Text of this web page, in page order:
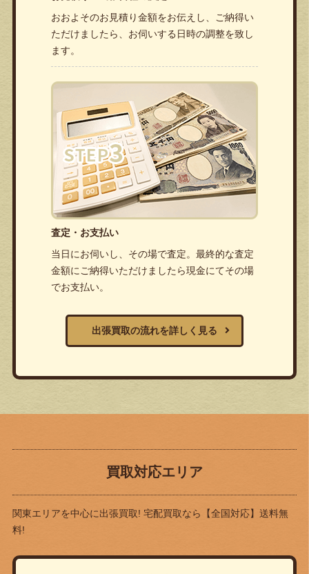
おおよそのお見積り金額をお伝えし、ご納得い
ただけましたら、お伺いする日時の調整を致し
ます。
査定・お支払い
当日にお伺いし、その場で査定。最終的な査定
金額にご納得いただけましたら現金にてその場
でお支払い。
出張買取の流れを詳しく見る
買取対応エリア
関東エリアを中心に出張買取! 宅配買取なら
【全国対応】送料無
料!